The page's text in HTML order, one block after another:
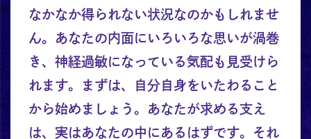
なかなか得られない状況なのかもしれませ
ん。あなたの内面にいろいろな思いが渦巻
き、神経過敏になっている気配も見受けら
れます。まずは、自分自身をいたわること
から始めましょう。あなたが求める支え
は、実はあなたの中にあるはずです。それ